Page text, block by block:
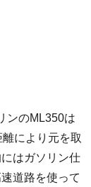
ンのML350は
により元を取
はガソリン仕
道路を使って